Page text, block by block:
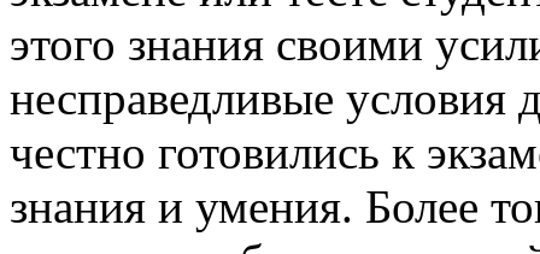
этого знания своими
несправедливые условия
честно готовились к
знания и умения. Более